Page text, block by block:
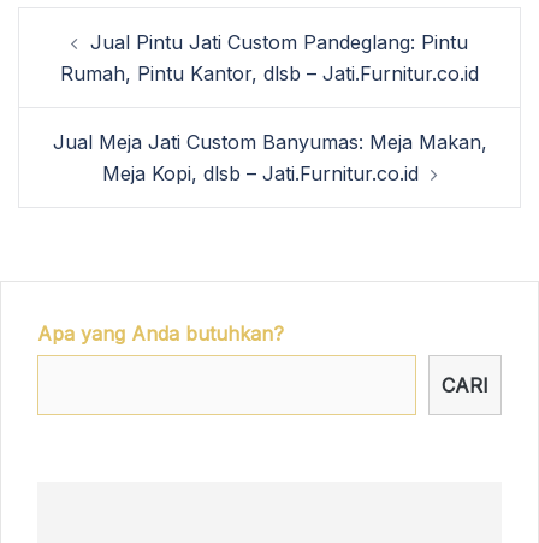
Post
navigation
Jual Pintu Jati Custom Pandeglang: Pintu
Rumah, Pintu Kantor, dlsb – Jati.Furnitur.co.id
Jual Meja Jati Custom Banyumas: Meja Makan,
Meja Kopi, dlsb – Jati.Furnitur.co.id
Apa yang Anda butuhkan?
CARI